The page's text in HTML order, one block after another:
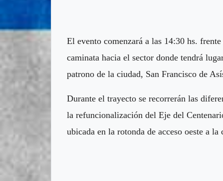
El evento comenzará a las 14:30 hs.
caminata hacia el sector donde tendrá
patrono de la ciudad, San Francisco de
Durante el trayecto se recorrerán las
la refuncionalización del Eje del
ubicada en la rotonda de acceso oeste a la